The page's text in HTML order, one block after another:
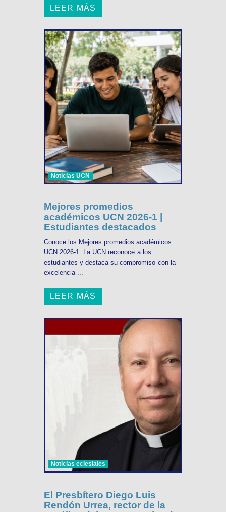
LEER MÁS
Noticias UCN
Mejores promedios
académicos UCN 2026-1 |
Estudiantes destacados
Conoce los Mejores promedios académicos
UCN 2026-1. La UCN reconoce a los
estudiantes y destaca su compromiso con la
excelencia ...
LEER MÁS
Noticias eclesiales
El Presbítero Diego Luis
Rendón Urrea, rector de la